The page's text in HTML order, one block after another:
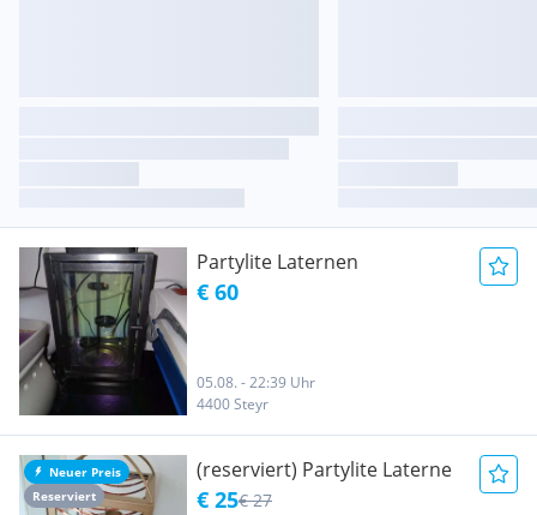
Partylite Laternen
€ 60
05.08. - 22:39 Uhr
4400 Steyr
Neuer Preis
Reserviert
(reserviert) Partylite Laterne
€ 25€ 27